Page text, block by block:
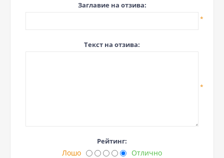
Заглавие на отзива:
*
Текст на отзива:
*
Рейтинг:
Лошо Отлично